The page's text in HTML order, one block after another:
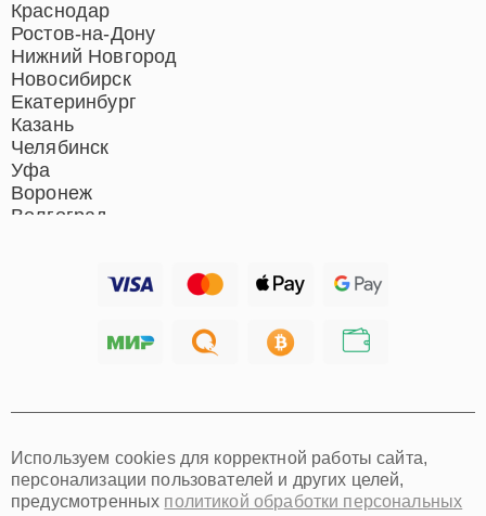
Краснодар
Ростов-на-Дону
Нижний Новгород
Новосибирск
Екатеринбург
Казань
Челябинск
Уфа
Воронеж
Волгоград
Хабаровск
Омск
Красноярск
Пермь
Используем cookies для корректной работы сайта,
персонализации пользователей и других целей,
предусмотренных политикой обработки персональных